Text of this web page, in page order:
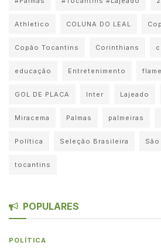
Athletico COLUNA DO LEAL
Copão Tocantins Corinthians
educação Entretenimento
GOL DE PLACA Inter Lajeado
Miracema Palmas palmeiras
Política Seleção Brasileira
tocantins
POPULARES
POLÍTICA